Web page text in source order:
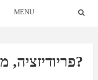
?פריודיזציה,